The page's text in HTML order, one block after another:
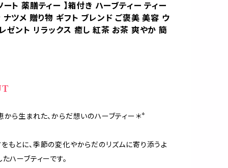
ート 薬膳ティー 】箱付き ハーブティー ティー
ツメ 贈り物 ギフト ブレンド ご褒美 美容 ウ
ゼント リラックス 癒し 紅茶 お茶 爽やか 簡
ら生まれた、からだ想いのハーブティー＊*
もとに、季節の変化やからだのリズムに寄り添うよ
ハーブティーです。